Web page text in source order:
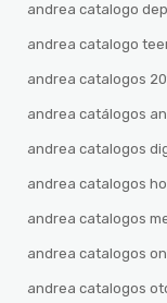
andrea catalogo
andrea catalogo
andrea catalogos
andrea catálogos
andrea catalogos
andrea catalogos
andrea catalogos
andrea catalogos
andrea catalogos